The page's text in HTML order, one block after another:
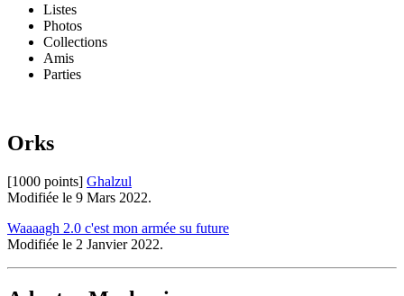
Listes
Photos
Collections
Amis
Parties
Orks
[1000 points] Ghalzul
Modifiée le 9 Mars 2022.
Waaaagh 2.0 c'est mon armée su future
Modifiée le 2 Janvier 2022.